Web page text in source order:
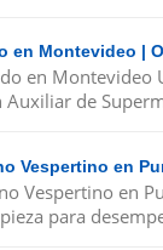
en Montevideo |
en Montevideo
de
Vespertino en
Vespertino en
para